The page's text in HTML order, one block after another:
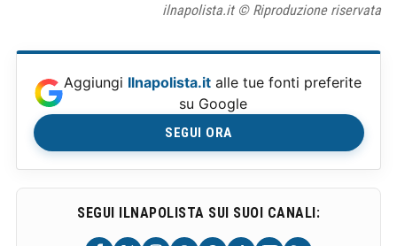
ilnapolista.it © Riproduzione riservata
Aggiungi Ilnapolista.it alle tue fonti preferite
su Google
SEGUI ORA
SEGUI ILNAPOLISTA SUI SUOI CANALI: